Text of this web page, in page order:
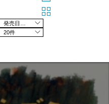
20件